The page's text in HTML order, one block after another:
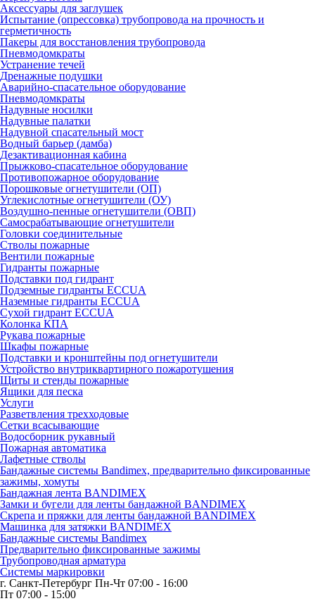
Аксессуары для заглушек
Испытание (опрессовка) трубопровода на прочность и
герметичность
Пакеры для восстановления трубопровода
Пневмодомкраты
Устранение течей
Дренажные подушки
Аварийно-спасательное оборудование
Пневмодомкраты
Надувные носилки
Надувные палатки
Надувной спасательный мост
Водный барьер (дамба)
Дезактивационная кабина
Прыжково-спасательное оборудование
Противопожарное оборудование
Порошковые огнетушители (ОП)
Углекислотные огнетушители (ОУ)
Воздушно-пенные огнетушители (ОВП)
Самосрабатывающие огнетушители
Головки соединительные
Стволы пожарные
Вентили пожарные
Гидранты пожарные
Подставки под гидрант
Подземные гидранты ECCUA
Наземные гидранты ECCUA
Сухой гидрант ECCUA
Колонка КПА
Рукава пожарные
Шкафы пожарные
Подставки и кронштейны под огнетушители
Устройство внутриквартирного пожаротушения
Щиты и стенды пожарные
Ящики для песка
Услуги
Разветвления трехходовые
Сетки всасывающие
Водосборник рукавный
Пожарная автоматика
Лафетные стволы
Бандажные системы Bandimex, предварительно фиксированные
зажимы, хомуты
Бандажная лента BANDIMEX
Замки и бугели для ленты бандажной BANDIMEX
Скрепа и пряжки для ленты бандажной BANDIMEX
Машинка для затяжки BANDIMEX
Бандажные системы Bandimex
Предварительно фиксированные зажимы
Трубопроводная арматура
Системы маркировки
г. Санкт-Петербург Пн-Чт 07:00 - 16:00
Пт 07:00 - 15:00